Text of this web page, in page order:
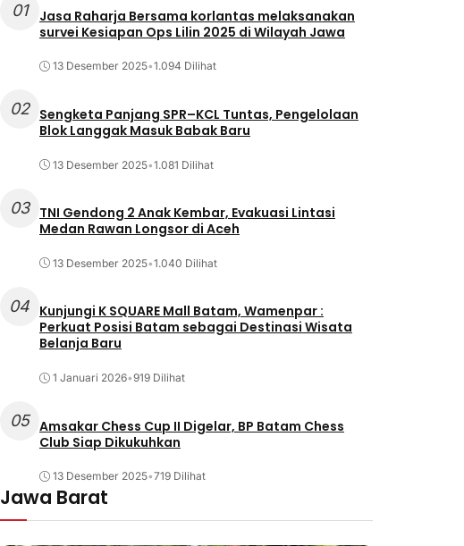
01
Jasa Raharja Bersama korlantas melaksanakan
survei Kesiapan Ops Lilin 2025 di Wilayah Jawa
13 Desember 2025•1.094 Dilihat
02
Sengketa Panjang SPR–KCL Tuntas, Pengelolaan
Blok Langgak Masuk Babak Baru
13 Desember 2025•1.081 Dilihat
03
TNI Gendong 2 Anak Kembar, Evakuasi Lintasi
Medan Rawan Longsor di Aceh
13 Desember 2025•1.040 Dilihat
04 Kunjungi K SQUARE Mall Batam, Wamenpar :
Perkuat Posisi Batam sebagai Destinasi Wisata
Belanja Baru
1 Januari 2026•919 Dilihat
05 Amsakar Chess Cup II Digelar, BP Batam Chess
Club Siap Dikukuhkan
13 Desember 2025•719 Dilihat
Jawa Barat